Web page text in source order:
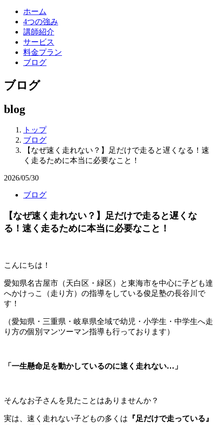
ホーム
4つの強み
講師紹介
サービス
料金プラン
ブログ
ブログ
blog
トップ
ブログ
【なぜ速く走れない？】足だけで走ると遅くなる！速
く走るために本当に必要なこと！
2026/05/30
ブログ
【なぜ速く走れない？】足だけで走ると遅くな
る！速く走るために本当に必要なこと！
こんにちは！
愛知県名古屋市（天白区・緑区）と東海市を中心に子ども達
へかけっこ（走り方）の指導をしている俊足塾の長谷川で
す！
（愛知県・三重県・岐阜県全域で幼児・小学生・中学生へ走
り方の個別マンツーマン指導も行っております）
「一生懸命足を動かしているのに速く走れない…」
そんなお子さんを見たことはありませんか？
実は、速く走れない子どもの多くは 『足だけで走っている』